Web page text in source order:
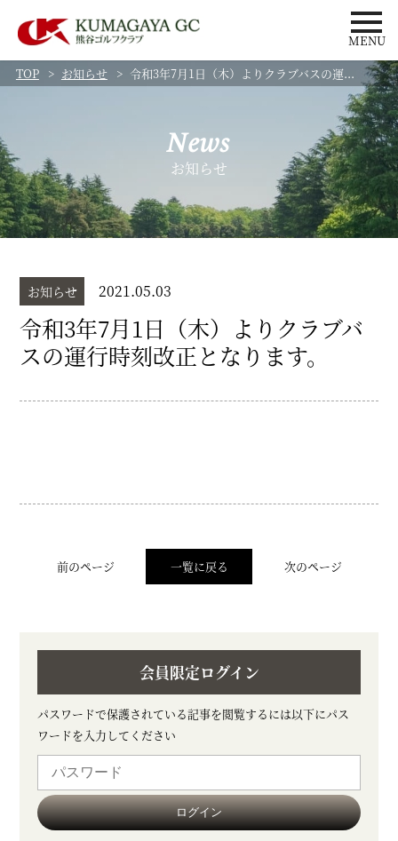
MENU
TOP
お知らせ 令和3年7月1日（木）よりクラブバスの運...
News
お知らせ
お知らせ 2021.05.03
令和3年7月1日（木）よりクラブバ
スの運行時刻改正となります。
前のページ 一覧に戻る 次のページ
会員限定ログイン
パスワードで保護されている記事を閲覧するには以下にパス
ワードを入力してください